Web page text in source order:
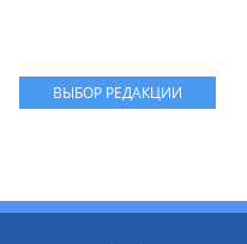
ВЫБОР РЕДАКЦИИ